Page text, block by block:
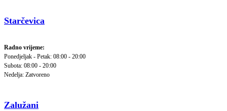
Starčevica
Radno vrijeme:
Ponedjeljak - Petak: 08:00 - 20:00
Subota: 08:00 - 20:00
Nedelja: Zatvoreno
Zalužani